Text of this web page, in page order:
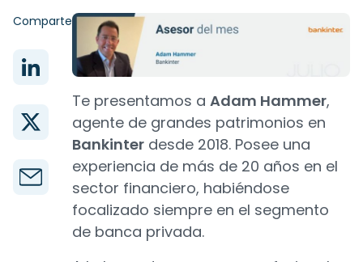
Comparte
Te presentamos a Adam Hammer,
agente de grandes patrimonios en
Bankinter desde 2018. Posee una
experiencia de más de 20 años en el
sector financiero, habiéndose
focalizado siempre en el segmento
de banca privada.